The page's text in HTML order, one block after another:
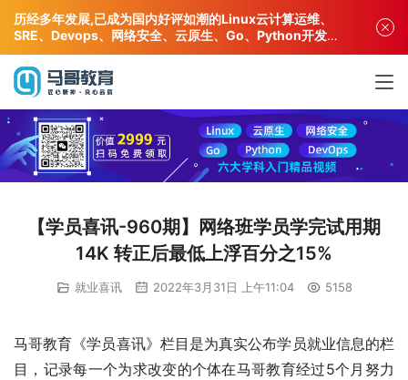
【学员喜讯-960期】网络班学员学完试用期
14K 转正后最低上浮百分之15%
就业喜讯 2022年3月31日 上午11:04 5158
马哥教育《学员喜讯》栏目是为真实公布学员就业信息的栏
目，记录每一个为求改变的个体在马哥教育经过5个月努力
历经多年发展,已成为国内好评如潮的Linux云计算运维、
SRE、Devops、网络安全、云原生、Go、Python开发专
业人才培训机构!